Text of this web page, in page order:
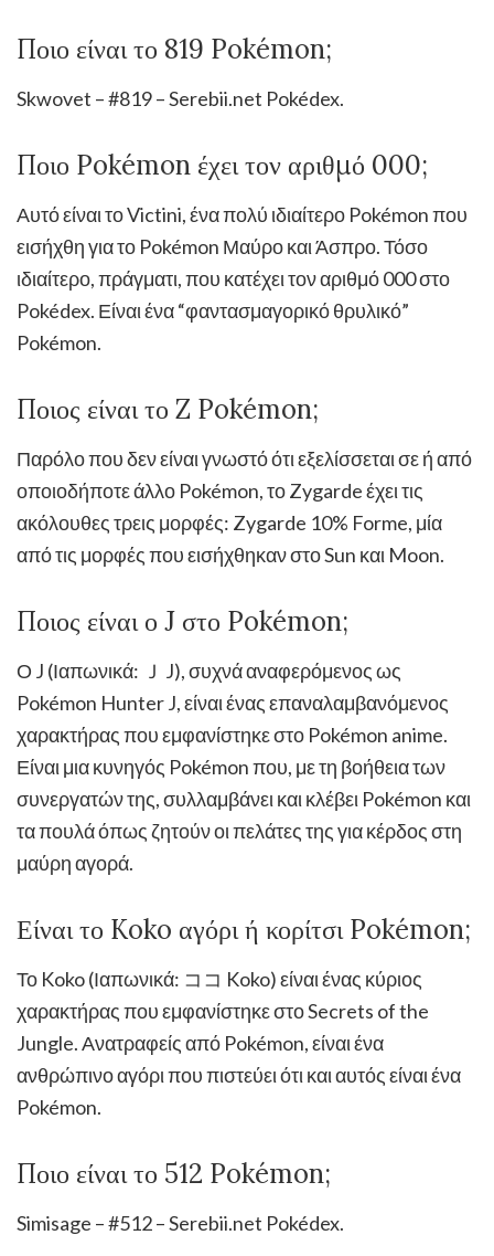
Ποιο είναι το 819 Pokémon;
Skwovet – #819 – Serebii.net Pokédex.
Ποιο Pokémon έχει τον αριθμό 000;
Αυτό είναι το Victini, ένα πολύ ιδιαίτερο Pokémon που
εισήχθη για το Pokémon Μαύρο και Άσπρο. Τόσο
ιδιαίτερο, πράγματι, που κατέχει τον αριθμό 000 στο
Pokédex. Είναι ένα “φαντασμαγορικό θρυλικό”
Pokémon.
Ποιος είναι το Z Pokémon;
Παρόλο που δεν είναι γνωστό ότι εξελίσσεται σε ή από
οποιοδήποτε άλλο Pokémon, το Zygarde έχει τις
ακόλουθες τρεις μορφές: Zygarde 10% Forme, μία
από τις μορφές που εισήχθηκαν στο Sun και Moon.
Ποιος είναι ο J στο Pokémon;
Ο J (Ιαπωνικά: Ｊ J), συχνά αναφερόμενος ως
Pokémon Hunter J, είναι ένας επαναλαμβανόμενος
χαρακτήρας που εμφανίστηκε στο Pokémon anime.
Είναι μια κυνηγός Pokémon που, με τη βοήθεια των
συνεργατών της, συλλαμβάνει και κλέβει Pokémon και
τα πουλά όπως ζητούν οι πελάτες της για κέρδος στη
μαύρη αγορά.
Είναι το Koko αγόρι ή κορίτσι Pokémon;
Το Koko (Ιαπωνικά: ココ Koko) είναι ένας κύριος
χαρακτήρας που εμφανίστηκε στο Secrets of the
Jungle. Ανατραφείς από Pokémon, είναι ένα
ανθρώπινο αγόρι που πιστεύει ότι και αυτός είναι ένα
Pokémon.
Ποιο είναι το 512 Pokémon;
Simisage – #512 – Serebii.net Pokédex.